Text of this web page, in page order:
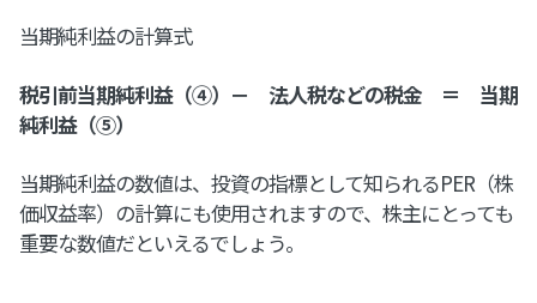
当期純利益の計算式
税引前当期純利益（④）－ 法人税などの税金 ＝ 当期
純利益（⑤）
当期純利益の数値は、投資の指標として知られるPER（株
価収益率）の計算にも使用されますので、株主にとっても
重要な数値だといえるでしょう。